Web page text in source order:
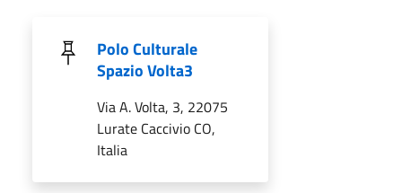
Polo Culturale
Spazio Volta3
Via A. Volta, 3, 22075
Lurate Caccivio CO,
Italia